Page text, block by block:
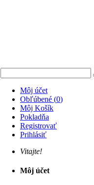
Môj účet
Obľúbené (0)
Môj Košík
Pokladňa
Registrovať
Prihlásiť
Vitajte!
Môj účet